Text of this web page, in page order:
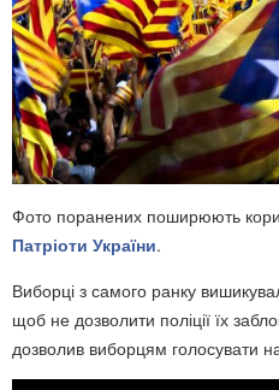
Фото поранених поширюють
Патріоти України.
Виборці з самого ранку
щоб не дозволити поліції їх
дозволив виборцям голосувати